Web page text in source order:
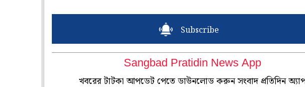
Subscribe
Sangbad Pratidin News App
খবরের টাটকা আপডেট পেতে ডাউনলোড করুন সংবাদ প্রতিদিন